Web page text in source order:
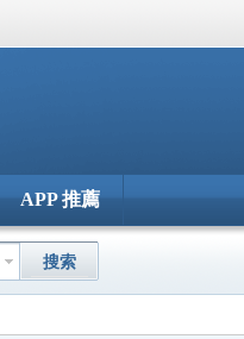
APP 推薦
搜索